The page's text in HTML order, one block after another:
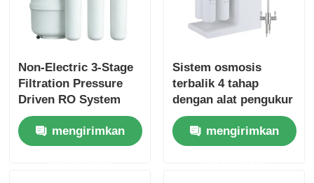
Non-Electric 3-Stage
Filtration Pressure
Driven RO System
Water Filter with
Pressure Tank
mengirimkan
Sistem osmosis
terbalik 4 tahap
dengan alat pengukur
tekanan untuk
penggunaan rumah
tangga dan komersial
mengirimkan